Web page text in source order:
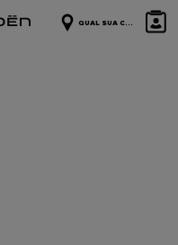
QUAL SUA C...